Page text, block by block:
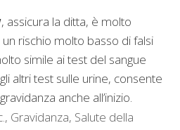
, assicura la ditta, è molto
rischio molto basso di falsi
simile ai test del sangue
altri test sulle urine, consente
anche all’inizio.
, Gravidanza, Salute della